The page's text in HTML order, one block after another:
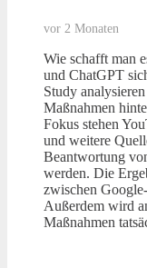
vor 2 Monaten
Wie schafft man
und ChatGPT
Study
Maßnahmen
Fokus stehen
und weitere
Beantwortung
werden. Die
zwischen
Außerdem wird
Maßnahmen